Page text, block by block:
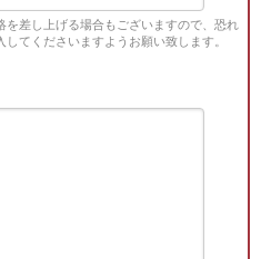
を差し上げる場合もございますので、恐れ
てくださいますようお願い致します。